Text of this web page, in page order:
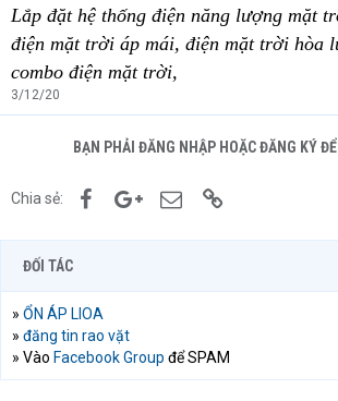
Lắp đặt hệ thống điện năng lượng mặt
điện mặt trời áp mái, điện mặt trời hòa
combo điện mặt trời,
3/12/20
BẠN PHẢI ĐĂNG NHẬP HOẶC ĐĂNG KÝ
Chia sẻ: FacebookGoogle+Email
ĐỐI TÁC
» ỔN ÁP LIOA
» đăng tin rao vặt
» Vào Facebook Group để SPAM